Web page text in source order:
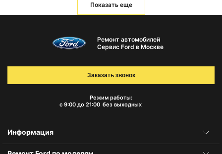
Показать еще
Ремонт автомобилей
Сервис Ford в Москве
Режим работы:
с 9:00 до 21:00 без выходных
Заказать звонок
Информация